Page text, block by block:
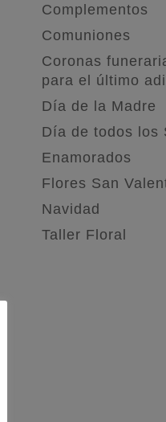
Complementos
Comuniones
Coronas
para el último
Día de la Madre
Día de todos los
Enamorados
Flores San
Navidad
Taller Floral